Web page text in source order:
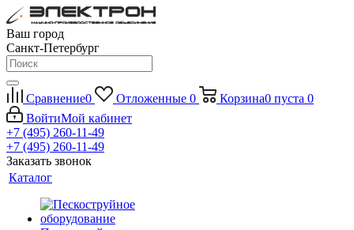
Ваш город
Санкт-Петербург
Сравнение0 Отложенные 0 Корзина0 пуста 0
ВойтиМой кабинет
+7 (495) 260-11-49
+7 (495) 260-11-49
Заказать звонок
Каталог